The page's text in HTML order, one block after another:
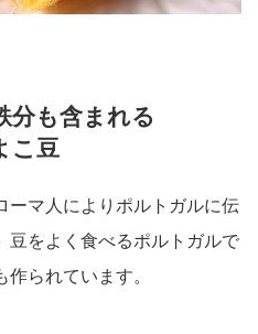
分も含まれる
こ豆
ーマ人によりポルトガルに伝
豆をよく食べるポルトガルで
られています。